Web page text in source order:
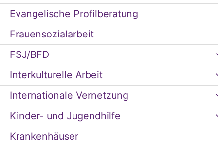
Evangelische Profilberatung
Frauensozialarbeit
FSJ/BFD
Interkulturelle Arbeit
Internationale Vernetzung
Kinder- und Jugendhilfe
Krankenhäuser